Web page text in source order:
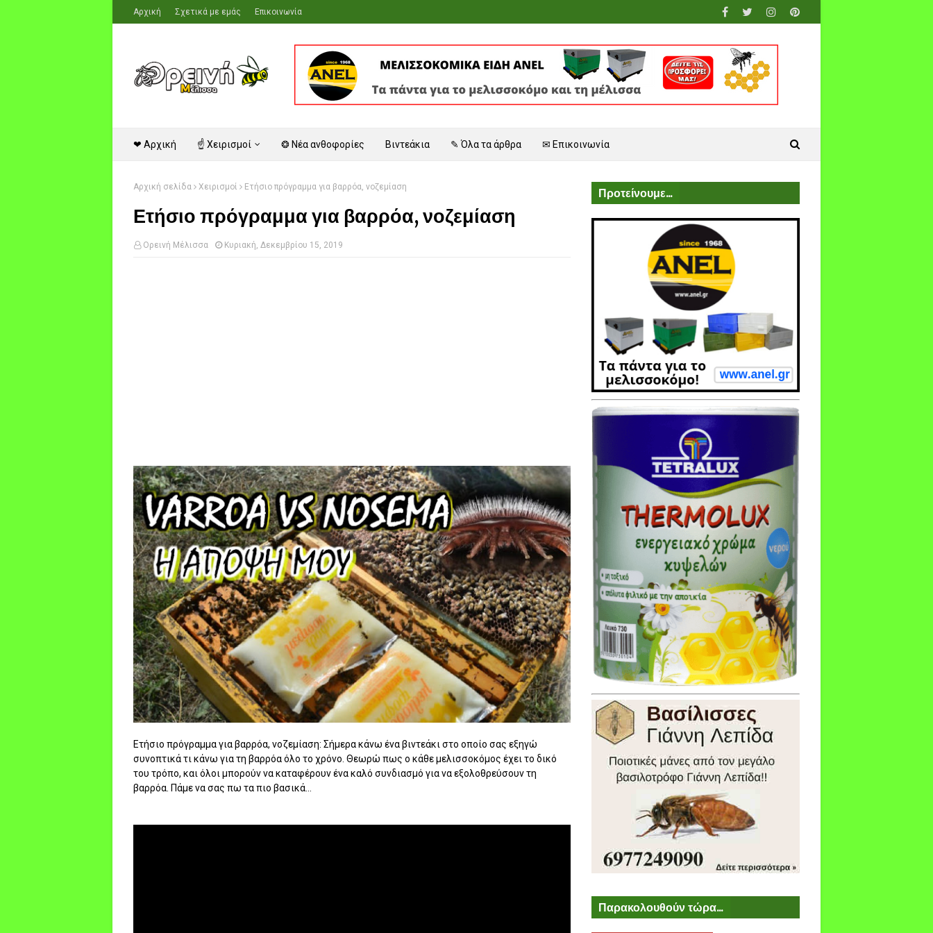
Αρχική Σχετικά με εμάς Επικοινωνία
❤ Αρχική ☝ Χειρισμοί ❂ Νέα ανθοφορίες Βιντεάκια ✎ Όλα τα άρθρα ✉ Επικοινωνία
Αρχική σελίδα Χειρισμοί Ετήσιο πρόγραμμα για βαρρόα, νοζεμίαση
Ετήσιο πρόγραμμα για βαρρόα, νοζεμίαση
Ορεινή Μέλισσα Κυριακή, Δεκεμβρίου 15, 2019
Ετήσιο πρόγραμμα για βαρρόα, νοζεμίαση: Σήμερα κάνω ένα βιντεάκι στο οποίο σας εξηγώ
συνοπτικά τι κάνω για τη βαρρόα όλο το χρόνο. Θεωρώ πως ο κάθε μελισσοκόμος έχει το δικό
του τρόπο, και όλοι μπορούν να καταφέρουν ένα καλό συνδιασμό για να εξολοθρεύσουν τη
βαρρόα. Πάμε να σας πω τα πιο βασικά...
Προτείνουμε...
Παρακολουθούν τώρα...